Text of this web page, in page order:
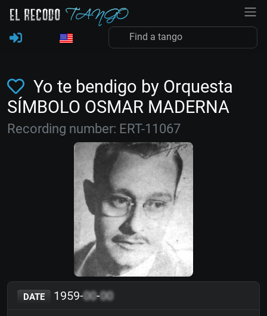
Yo te bendigo by Orquesta
SÍMBOLO OSMAR MADERNA
Recording number: ERT-11067
DATE 1959-00-00